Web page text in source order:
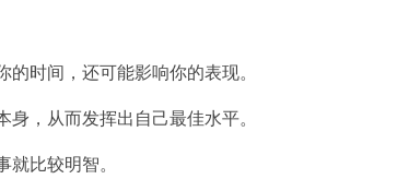
时间，还可能影响你的表现。
，从而发挥出自己最佳水平。
比较明智。